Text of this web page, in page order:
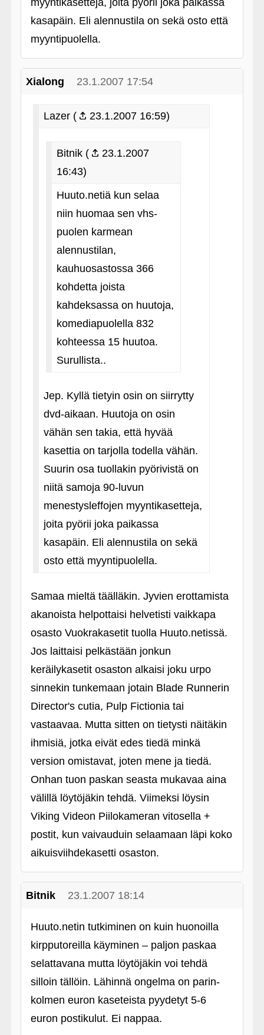
myyntikasetteja, joita pyörii joka paikassa
kasapäin. Eli alennustila on sekä osto että
myyntipuolella.
Xialong 23.1.2007 17:54
Lazer ( 23.1.2007 16:59)
Bitnik (
23.1.2007
16:43)
Huuto.netiä kun selaa
niin huomaa sen vhs-
puolen karmean
alennustilan,
kauhuosastossa 366
kohdetta joista
kahdeksassa on huutoja,
komediapuolella 832
kohteessa 15 huutoa.
Surullista..
Jep. Kyllä tietyin osin on siirrytty
dvd-aikaan. Huutoja on osin
vähän sen takia, että hyvää
kasettia on tarjolla todella vähän.
Suurin osa tuollakin pyörivistä on
niitä samoja 90-luvun
menestysleffojen myyntikasetteja,
joita pyörii joka paikassa
kasapäin. Eli alennustila on sekä
osto että myyntipuolella.
Samaa mieltä täälläkin. Jyvien erottamista
akanoista helpottaisi helvetisti vaikkapa
osasto Vuokrakasetit tuolla Huuto.netissä.
Jos laittaisi pelkästään jonkun
keräilykasetit osaston alkaisi joku urpo
sinnekin tunkemaan jotain Blade Runnerin
Director's cutia, Pulp Fictionia tai
vastaavaa. Mutta sitten on tietysti näitäkin
ihmisiä, jotka eivät edes tiedä minkä
version omistavat, joten mene ja tiedä.
Onhan tuon paskan seasta mukavaa aina
välillä löytöjäkin tehdä. Viimeksi löysin
Viking Videon Piilokameran vitosella +
postit, kun vaivauduin selaamaan läpi koko
aikuisviihdekasetti osaston.
Bitnik 23.1.2007 18:14
Huuto.netin tutkiminen on kuin huonoilla
kirpputoreilla käyminen – paljon paskaa
selattavana mutta löytöjäkin voi tehdä
silloin tällöin. Lähinnä ongelma on parin-
kolmen euron kaseteista pyydetyt 5-6
euron postikulut. Ei nappaa.